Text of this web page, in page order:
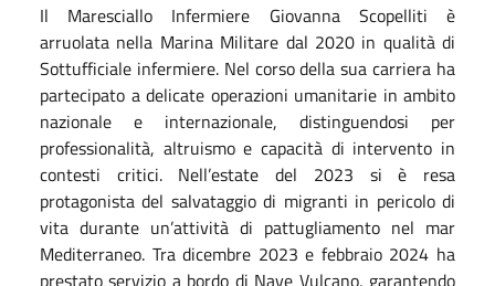
Il Maresciallo Infermiere Giovanna Scopelliti è
arruolata nella Marina Militare dal 2020 in qualità di
Sottufficiale infermiere. Nel corso della sua carriera ha
partecipato a delicate operazioni umanitarie in ambito
nazionale e internazionale, distinguendosi per
professionalità, altruismo e capacità di intervento in
contesti critici. Nell’estate del 2023 si è resa
protagonista del salvataggio di migranti in pericolo di
vita durante un’attività di pattugliamento nel mar
Mediterraneo. Tra dicembre 2023 e febbraio 2024 ha
prestato servizio a bordo di Nave Vulcano, garantendo